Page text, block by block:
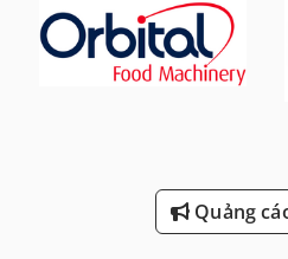
Thiết Bị Vận Chuyển
Quảng